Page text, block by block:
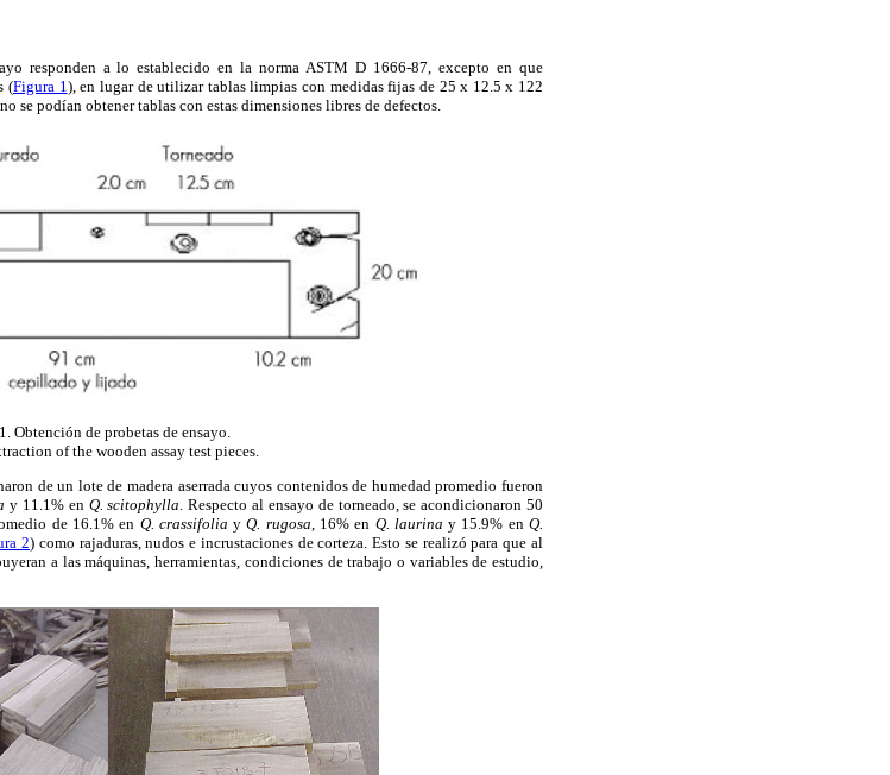
responden a lo establecido en la norma ASTM D 1666-87, excepto en que
(Figura 1 ), en lugar de utilizar tablas limpias con medidas fijas de 25 x 12.5 x 122
podían obtener tablas con estas dimensiones libres de defectos.
Obtención de probetas de ensayo.
of the wooden assay test pieces.
de un lote de madera aserrada cuyos contenidos de humedad promedio fueron
y 11.1% en Q. scitophylla. Respecto al ensayo de torneado, se acondicionaron 50
de 16.1% en Q. crassifolia yQ. rugosa, 16% en Q. laurina y 15.9% enQ.
2) como rajaduras, nudos e incrustaciones de corteza. Esto se realizó para que al
a las máquinas, herramientas, condiciones de trabajo o variables de estudio,